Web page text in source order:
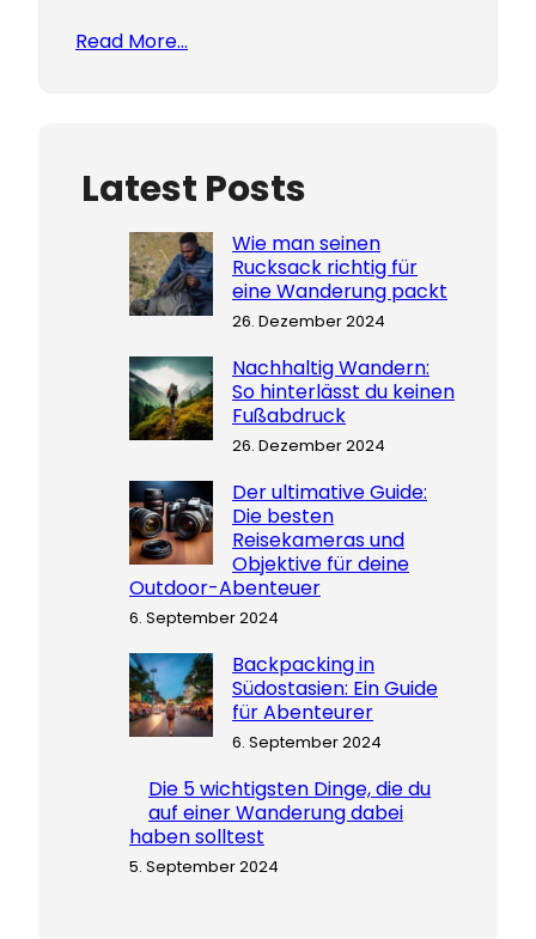
Read More…
Latest Posts
Wie man seinen
Rucksack richtig für
eine Wanderung packt
26. Dezember 2024
Nachhaltig Wandern:
So hinterlässt du keinen
Fußabdruck
26. Dezember 2024
Der ultimative Guide:
Die besten
Reisekameras und
Objektive für deine
Outdoor-Abenteuer
6. September 2024
Backpacking in
Südostasien: Ein Guide
für Abenteurer
6. September 2024
Die 5 wichtigsten Dinge, die du
auf einer Wanderung dabei
haben solltest
5. September 2024